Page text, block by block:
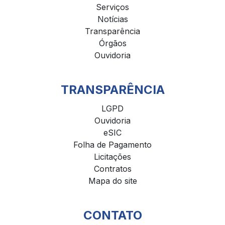
Serviços
Notícias
Transparência
Órgãos
Ouvidoria
TRANSPARÊNCIA
LGPD
Ouvidoria
eSIC
Folha de Pagamento
Licitações
Contratos
Mapa do site
CONTATO